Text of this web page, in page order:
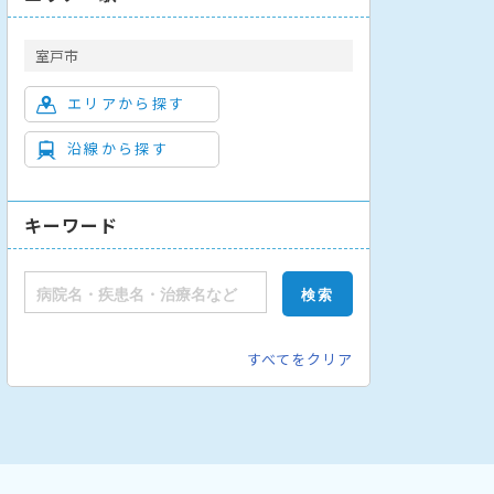
室戸市
エリアから探す
沿線から探す
キーワード
すべてをクリア